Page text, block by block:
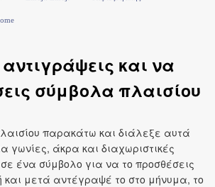
και να
σύμβολα πλαισίου
παρακάτω και διάλεξε αυτά
γωνίες, άκρα και διαχωριστικές
ένα σύμβολο για να το προσθέσεις
και μετά αντέγραψέ το στο μήνυμα, το